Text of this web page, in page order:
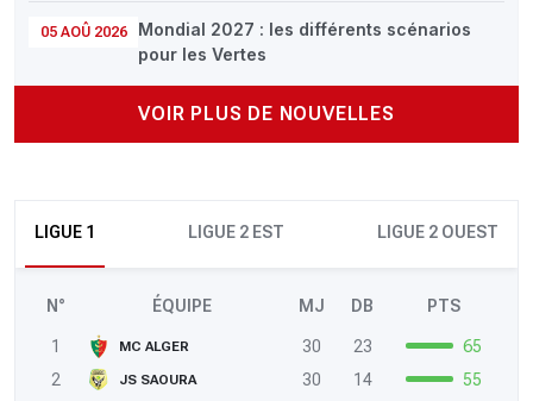
05 AOÛ 2026
Mondial 2027 : les différents scénarios
pour les Vertes
VOIR PLUS DE NOUVELLES
LIGUE 1 LIGUE 2 EST LIGUE 2 OUEST
N° ÉQUIPE MJ DB PTS
1 MC ALGER 30 23
65
2
JS SAOURA 30 14
55